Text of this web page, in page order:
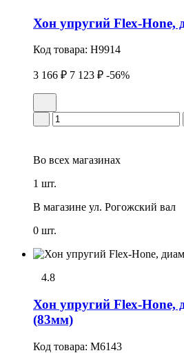
Хон упpугий Flex-Hone,
Код товара: H9914
3 166 ₽ 7 123 ₽ -56%
Во всех магазинах
1 шт.
В магазине ул. Рогожский вал
0 шт.
4.8
Хон упpугий Flex-Hone,
(83мм)
Код товара: M6143